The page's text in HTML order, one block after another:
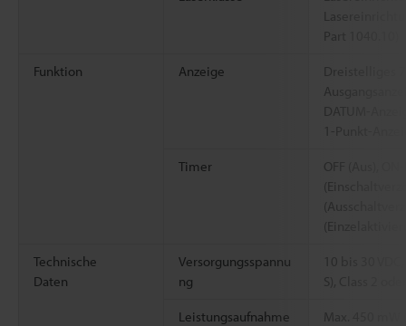
Part 1040.10)
Funktion Anzeige
Dreistelliges
DATUM-
Timer
OFF (Aus),
Technische
Daten
Versorgungsspannu
ng
S), Class 2
Leistungsaufnahme
Max. 450 mW